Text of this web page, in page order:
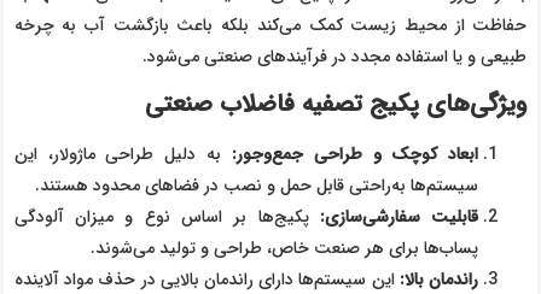
حفاظت از محیط زیست کمک می‌کند بلکه باعث بازگشت آب به چرخه
طبیعی و یا استفاده مجدد در فرآیندهای صنعتی می‌شود.
ویژگی‌های پکیج تصفیه فاضلاب صنعتی
ابعاد کوچک و طراحی جمع‌وجور: به دلیل طراحی ماژولار، این
سیستم‌ها به‌راحتی قابل حمل و نصب در فضاهای محدود هستند.
قابلیت سفارشی‌سازی: پکیج‌ها بر اساس نوع و میزان آلودگی
پساب‌ها برای هر صنعت خاص، طراحی و تولید می‌شوند.
راندمان بالا: این سیستم‌ها دارای راندمان بالایی در حذف مواد آلاینده